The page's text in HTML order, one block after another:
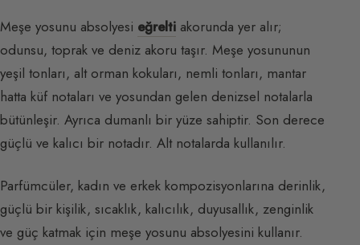
Meşe yosunu absolyesi eğrelti akorunda yer alır;
odunsu, toprak ve deniz akoru taşır. Meşe yosununun
yeşil tonları, alt orman kokuları, nemli tonları, mantar
hatta küf notaları ve yosundan gelen denizsel notalarla
bütünleşir. Ayrıca dumanlı bir yüze sahiptir. Son derece
güçlü ve kalıcı bir notadır. Alt notalarda kullanılır.
Parfümcüler, kadın ve erkek kompozisyonlarına derinlik,
güçlü bir kişilik, sıcaklık, kalıcılık, duyusallık, zenginlik
ve güç katmak için meşe yosunu absolyesini kullanır.